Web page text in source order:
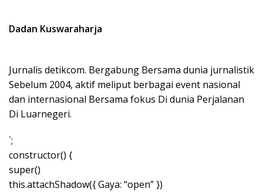
Dadan Kuswaraharja
Jurnalis detikcom. Bergabung Bersama dunia jurnalistik
Sebelum 2004, aktif meliput berbagai event nasional
dan internasional Bersama fokus Di dunia Perjalanan
Di Luarnegeri.
`;
constructor() {
super()
this.attachShadow({ Gaya: “open” })